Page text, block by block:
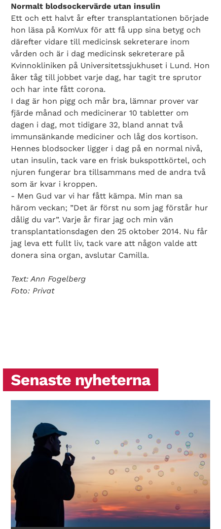
Normalt blodsockervärde utan insulin
Ett och ett halvt år efter transplantationen började
hon läsa på KomVux för att få upp sina betyg och
därefter vidare till medicinsk sekreterare inom
vården och är i dag medicinsk sekreterare på
Kvinnokliniken på Universitetssjukhuset i Lund. Hon
åker tåg till jobbet varje dag, har tagit tre sprutor
och har inte fått corona.
I dag är hon pigg och mår bra, lämnar prover var
fjärde månad och medicinerar 10 tabletter om
dagen i dag, mot tidigare 32, bland annat två
immunsänkande mediciner och låg dos kortison.
Hennes blodsocker ligger i dag på en normal nivå,
utan insulin, tack vare en frisk bukspottkörtel, och
njuren fungerar bra tillsammans med de andra två
som är kvar i kroppen.
- Men Gud var vi har fått kämpa. Min man sa
härom veckan; ”Det är först nu som jag förstår hur
dålig du var”. Varje år firar jag och min vän
transplantationsdagen den 25 oktober 2014. Nu får
jag leva ett fullt liv, tack vare att någon valde att
donera sina organ, avslutar Camilla.
Text: Ann Fogelberg
Foto: Privat
Senaste nyheterna